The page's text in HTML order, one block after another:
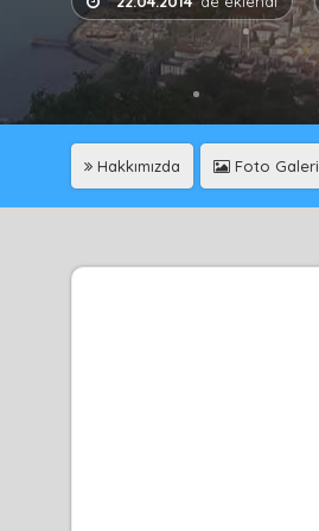
Hakkımızda Foto Galeri